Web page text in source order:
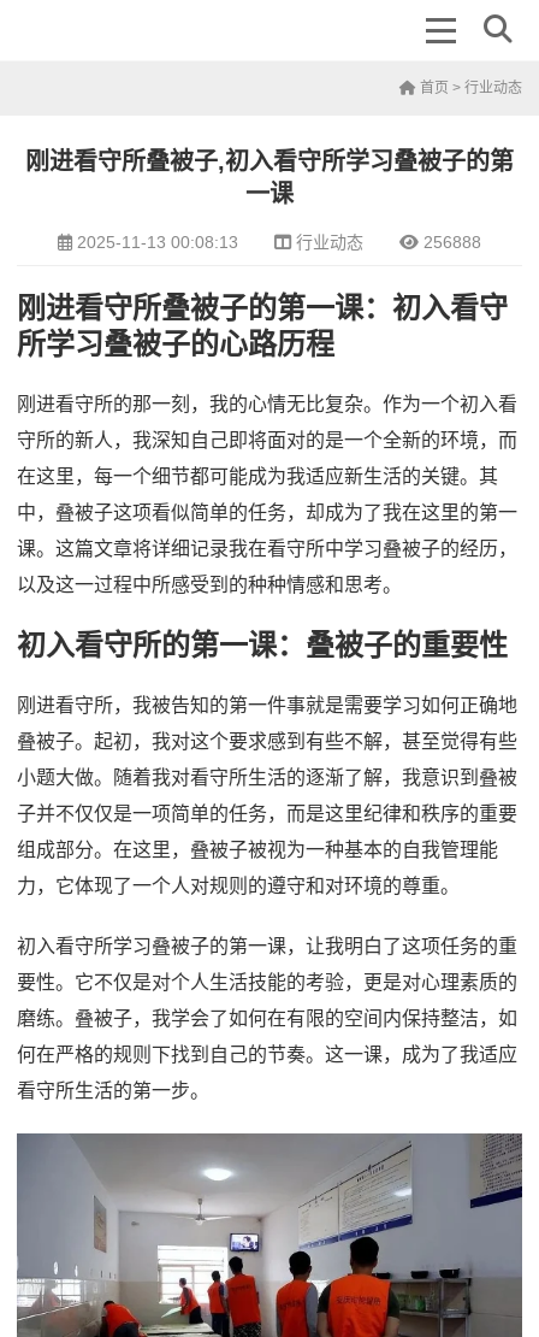
首页 > 行业动态
刚进看守所叠被子,初入看守所学习叠被子的第
一课
2025-11-13 00:08:13 行业动态 256888
刚进看守所叠被子的第一课：初入看守
所学习叠被子的心路历程
刚进看守所的那一刻，我的心情无比复杂。作为一个初入看
守所的新人，我深知自己即将面对的是一个全新的环境，而
在这里，每一个细节都可能成为我适应新生活的关键。其
中，叠被子这项看似简单的任务，却成为了我在这里的第一
课。这篇文章将详细记录我在看守所中学习叠被子的经历，
以及这一过程中所感受到的种种情感和思考。
初入看守所的第一课：叠被子的重要性
刚进看守所，我被告知的第一件事就是需要学习如何正确地
叠被子。起初，我对这个要求感到有些不解，甚至觉得有些
小题大做。随着我对看守所生活的逐渐了解，我意识到叠被
子并不仅仅是一项简单的任务，而是这里纪律和秩序的重要
组成部分。在这里，叠被子被视为一种基本的自我管理能
力，它体现了一个人对规则的遵守和对环境的尊重。
初入看守所学习叠被子的第一课，让我明白了这项任务的重
要性。它不仅是对个人生活技能的考验，更是对心理素质的
磨练。叠被子，我学会了如何在有限的空间内保持整洁，如
何在严格的规则下找到自己的节奏。这一课，成为了我适应
看守所生活的第一步。